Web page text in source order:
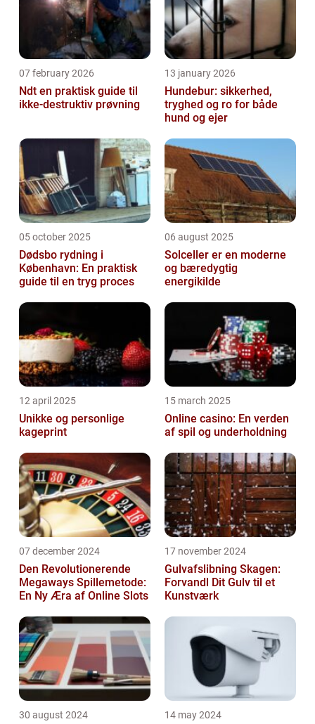
07 february 2026
Ndt en praktisk guide til
ikke-destruktiv prøvning
13 january 2026
Hundebur: sikkerhed,
tryghed og ro for både
hund og ejer
05 october 2025
Dødsbo rydning i
København: En praktisk
guide til en tryg proces
06 august 2025
Solceller er en moderne
og bæredygtig
energikilde
12 april 2025
Unikke og personlige
kageprint
15 march 2025
Online casino: En verden
af spil og underholdning
07 december 2024
Den Revolutionerende
Megaways Spillemetode:
En Ny Æra af Online Slots
17 november 2024
Gulvafslibning Skagen:
Forvandl Dit Gulv til et
Kunstværk
30 august 2024 14 may 2024